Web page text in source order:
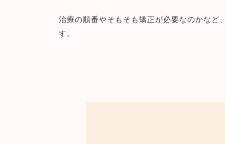
治療の順番やそもそも矯正が必要なのかなど
す。